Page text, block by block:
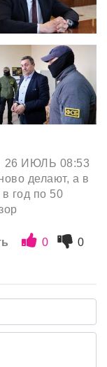
26 ИЮЛЬ 08:53
делают, а в
год по 50
0
0